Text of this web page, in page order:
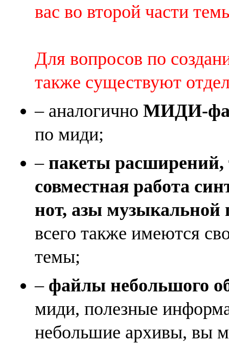
вас во второй части
Для вопросов по
также существуют
– аналогично МИДИ-
по миди;
– пакеты
совместная работа
нот, азы музыкальной
всего также имеются
темы;
– файлы небольшого
миди, полезные
небольшие архивы, вы